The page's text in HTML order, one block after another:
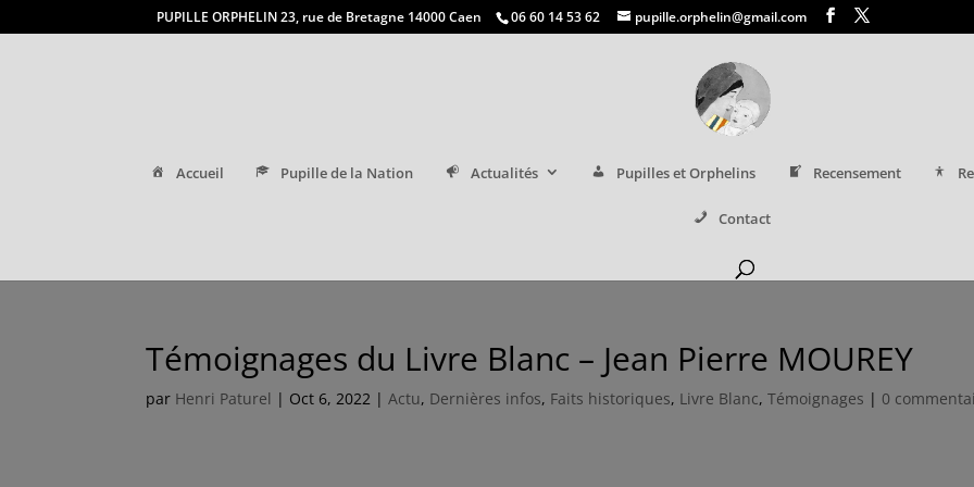
PUPILLE ORPHELIN 23, rue de Bretagne 14000 Caen 06 60 14 53 62 pupille.orphelin@gmail.com
Accueil Pupille de la Nation Actualités Pupilles et Orphelins Recensement
Contact
Témoignages du Livre Blanc – Jean Pierre MOUREY
par Henri Paturel | Oct 6, 2022 |Actu, Dernières infos, Faits historiques, Livre Blanc,Témoignages | 0